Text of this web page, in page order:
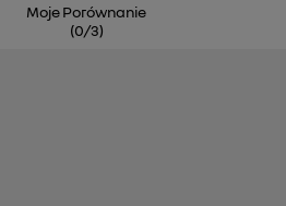
Moje Porównanie
(0/3)